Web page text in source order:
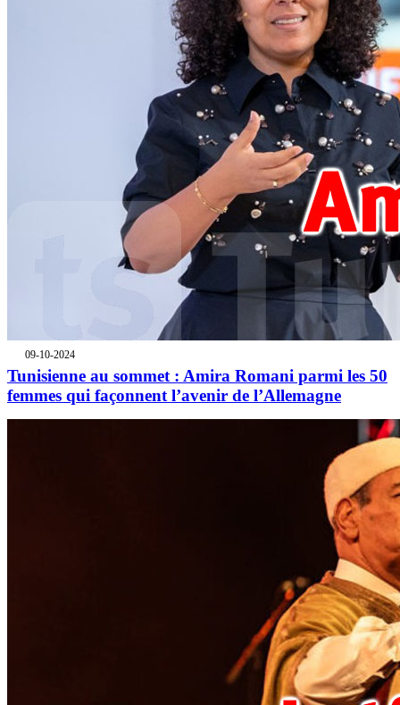
09-10-2024
Tunisienne au sommet : Amira Romani parmi les 50
femmes qui façonnent l’avenir de l’Allemagne